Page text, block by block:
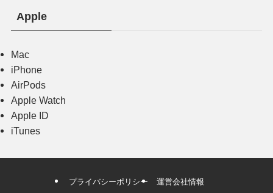
Apple
Mac
iPhone
AirPods
Apple Watch
Apple ID
iTunes
プライバシーポリシー 運営会社情報